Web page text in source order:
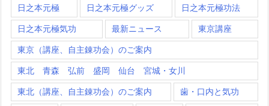
日之本元極 日之本元極グッズ 日之本元極功法
日之本元極気功 最新ニュース 東京講座
東京（講座、自主錬功会）のご案内
東北 青森 弘前 盛岡 仙台 宮城・女川
東北（講座、自主錬功会）のご案内 歯・口内と気功